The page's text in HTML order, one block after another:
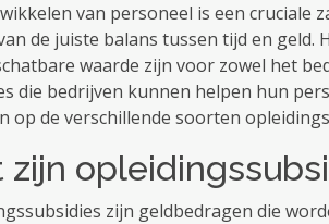
van personeel is een cruciale
de juiste balans tussen tijd en
waarde zijn voor zowel het
die bedrijven kunnen helpen hun
op de verschillende soorten
zijn
zijn geldbedragen die